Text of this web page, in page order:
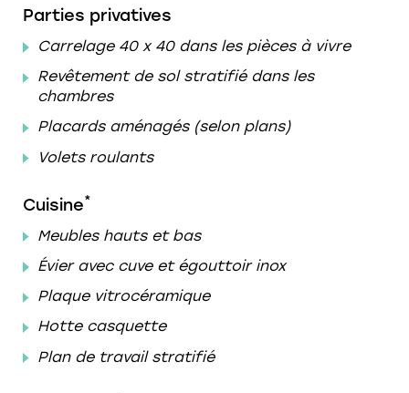
Parties privatives
Carrelage 40 x 40 dans les pièces à vivre
Revêtement de sol stratifié dans les
chambres
Placards aménagés (selon plans)
Volets roulants
Cuisine*
Meubles hauts et bas
Évier avec cuve et égouttoir inox
Plaque vitrocéramique
Hotte casquette
Plan de travail stratifié